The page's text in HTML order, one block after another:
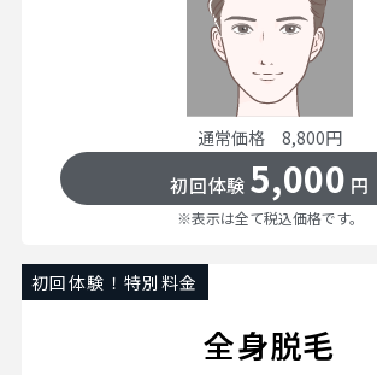
通常価格 8,800円
初回体験 5,000 円
※表示は全て税込価格です。
全身脱毛
初回体験！特別料金